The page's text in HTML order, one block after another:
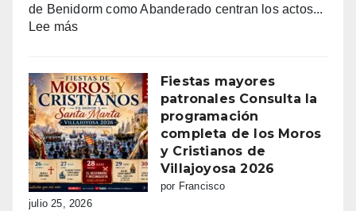
de Benidorm como Abanderado centran los actos...
Lee más:
con
Sant
Jaume:
un
día
grande
de
fe,
Fiestas mayores
patronales Consulta la
programación
completa de los Moros
y Cristianos de
Villajoyosa 2026
por Francisco
julio 25, 2026